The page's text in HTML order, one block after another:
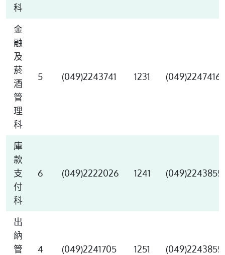
科
金
融
及
菸
酒
管
理
科
5 (049)2243741 1231 (049)2247416
庫
款
支
付
科
6 (049)2222026 1241 (049)2243855
出
納
管
4 (049)2241705 1251 (049)2243855